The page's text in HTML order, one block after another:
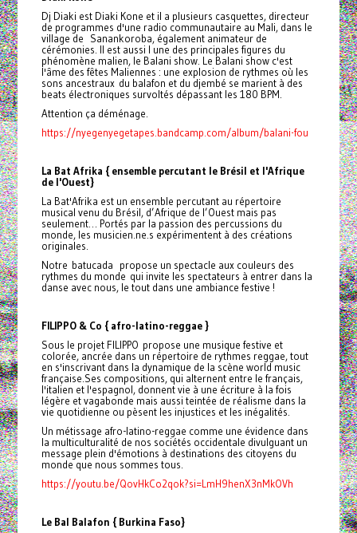
Dj Diaki est Diaki Kone et il a plusieurs casquettes, directeur
de programmes d'une radio communautaire au Mali, dans le
village de Sanankoroba, également animateur de
cérémonies. Il est aussi l une des principales figures du
phénomène malien, le Balani show. Le Balani show c'est
l'âme des fêtes Maliennes : une explosion de rythmes où les
sons ancestraux du balafon et du djembé se marient à des
beats électroniques survoltés dépassant les 180 BPM.
Attention ça déménage.
https://nyegenyegetapes.bandcamp.com/album/balani-fou
La Bat Afrika { ensemble percutant le Brésil et l'Afrique
de l'Ouest}
La Bat'Afrika est un ensemble percutant au répertoire
musical venu du Brésil, d’Afrique de l’Ouest mais pas
seulement… Portés par la passion des percussions du
monde, les musicien.ne.s expérimentent à des créations
originales.
Notre batucada propose un spectacle aux couleurs des
rythmes du monde qui invite les spectateurs à entrer dans la
danse avec nous, le tout dans une ambiance festive !
FILIPPO & Co { afro-latino-reggae }
Sous le projet FILIPPO propose une musique festive et
colorée, ancrée dans un répertoire de rythmes reggae, tout
en s'inscrivant dans la dynamique de la scène world music
française.Ses compositions, qui alternent entre le français,
l'italien et l'espagnol, donnent vie à une écriture à la fois
légère et vagabonde mais aussi teintée de réalisme dans la
vie quotidienne ou pèsent les injustices et les inégalités.
Un métissage afro-latino-reggae comme une évidence dans
la multiculturalité de nos sociétés occidentale divulguant un
message plein d'émotions à destinations des citoyens du
monde que nous sommes tous.
https://youtu.be/QovHkCo2qok?si=LmH9henX3nMkOVh
Le Bal Balafon { Burkina Faso}